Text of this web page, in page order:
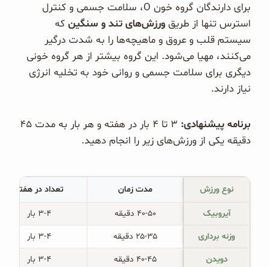
برای دارندگان گروه خون O، سلامت جسمی و کنترل
استرس تنها از طریق ورزش‌های تند و سنگین که
سیستم قلب و عروق و ماهیچه‌ها را به شدت درگیر
می‌کنند، مهیا می‌شود. این گروه بیشتر از هر گروه خونی
دیگری برای سلامت جسمی و روانی خود به تخلیه انرژی
نیاز دارند.
برنامه پیشنهادی:
۳ تا ۴ بار در هفته و هر بار به مدت ۴۵
دقیقه یکی از ورزش‌های زیر را انجام دهید.
نوع ورزش مدت زمان تعداد در هفته
آیروبیک ۴۰-۵۰ دقیقه
۳-۴ بار
وزنه برداری
۲۵-۳۵ دقیقه
۳-۴ بار
دویدن
۴۰-۴۵ دقیقه
۳-۴ بار